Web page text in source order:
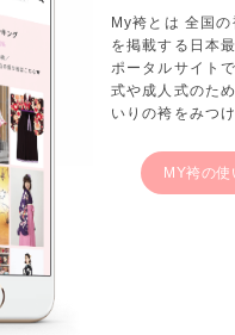
My袴とは 全国
を掲載する日本
ポータルサイト
式や成人式のた
いりの袴をみつ
MY袴の使